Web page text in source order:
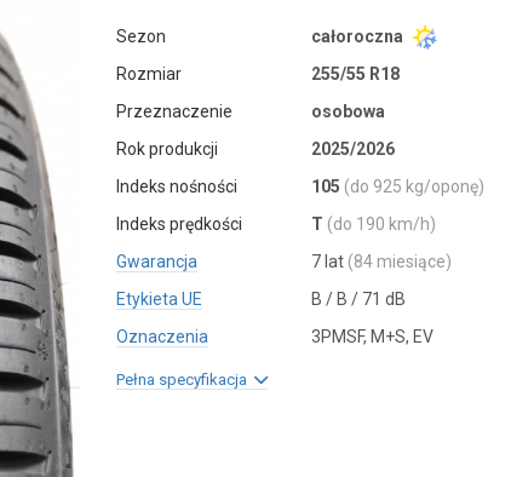
Sezon
całoroczna
Rozmiar
255/55 R18
Przeznaczenie
osobowa
Rok produkcji
2025/2026
Indeks nośności
105 (do 925 kg/oponę)
Indeks prędkości
T (do 190 km/h)
Gwarancja
7 lat (84 miesiące)
Etykieta UE
B / B / 71 dB
Oznaczenia
3PMSF, M+S, EV
Pełna specyfikacja